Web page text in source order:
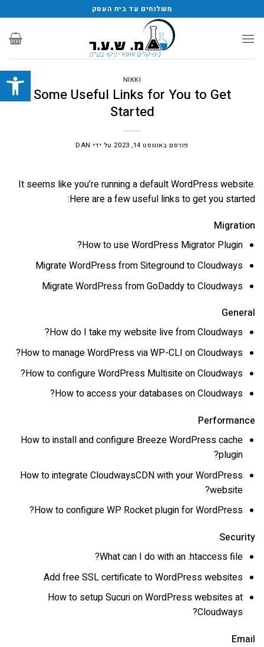
פתח
משלוחים עד בית העסק
NIKKI
Some Useful Links for You to Get
Started
פורסם באוגוסט 14, 2023 על ידי DAN
It seems like you’re running a default WordPress website.
Here are a few useful links to get you started:
Migration
How to use WordPress Migrator Plugin?
Migrate WordPress from Siteground to Cloudways
Migrate WordPress from GoDaddy to Cloudways
General
How do I take my website live from Cloudways?
How to manage WordPress via WP-CLI on Cloudways?
How to configure WordPress Multisite on Cloudways?
How to access your databases on Cloudways?
Performance
How to install and configure Breeze WordPress cache
plugin?
How to integrate CloudwaysCDN with your WordPress
website?
How to configure WP Rocket plugin for WordPress?
Security
What can I do with an .htaccess file?
Add free SSL certificate to WordPress websites
How to setup Sucuri on WordPress websites at
Cloudways?
Email